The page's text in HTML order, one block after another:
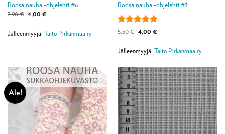
Roosa nauha -ohjelehti #6
7,90€ Alkuperäinen
hinta
7,90 €.
4,00 €Nykyinen
4,00 €.
Jälleenmyyjä: Taito Pirkanmaa ry
Roosa nauha -ohjelehti #3
Arvostelu
/ 5
5,50€ Alkuperäinen
hinta
5,50 €.
4,00 €Nykyinen
4,00 €.
Jälleenmyyjä: Taito Pirkanmaa ry
Ale!